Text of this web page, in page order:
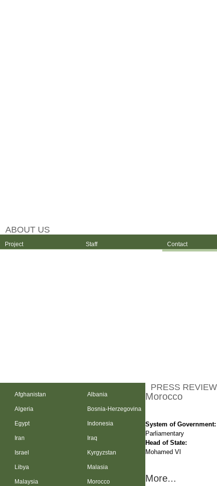
ABOUT US
Project Staff Contact
Afghanistan Albania
Algeria Bosnia-Herzegovina
Egypt Indonesia
Iran Iraq
Israel Kyrgyzstan
Libya Malasia
Malaysia Morocco
PRESS REVIEW
Morocco
System of Government:
Parliamentary
Head of State:
Mohamed VI
More...